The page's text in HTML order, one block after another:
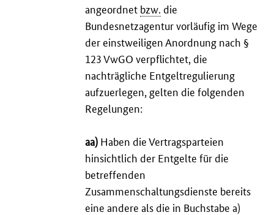
angeordnet bzw. die
Bundesnetzagentur vorläufig im Wege
der einstweiligen Anordnung nach §
123 VwGO verpflichtet, die
nachträgliche Entgeltregulierung
aufzuerlegen, gelten die folgenden
Regelungen:
aa) Haben die Vertragsparteien
hinsichtlich der Entgelte für die
betreffenden
Zusammenschaltungsdienste bereits
eine andere als die in Buchstabe a)